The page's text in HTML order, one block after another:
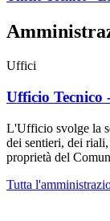
Uffici
Ufficio
L'Ufficio svolge la
dei sentieri, dei
proprietà del
Tutta